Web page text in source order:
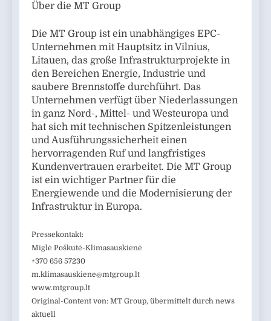
Über die MT Group
Die MT Group ist ein unabhängiges EPC-
Unternehmen mit Hauptsitz in Vilnius,
Litauen, das große Infrastrukturprojekte in
den Bereichen Energie, Industrie und
saubere Brennstoffe durchführt. Das
Unternehmen verfügt über Niederlassungen
in ganz Nord-, Mittel- und Westeuropa und
hat sich mit technischen Spitzenleistungen
und Ausführungssicherheit einen
hervorragenden Ruf und langfristiges
Kundenvertrauen erarbeitet. Die MT Group
ist ein wichtiger Partner für die
Energiewende und die Modernisierung der
Infrastruktur in Europa.
Pressekontakt:
Miglė Poškutė-Klimasauskienė
+370 656 57230
m.klimasauskiene@mtgroup.lt
www.mtgroup.lt
Original-Content von: MT Group, übermittelt durch news
aktuell